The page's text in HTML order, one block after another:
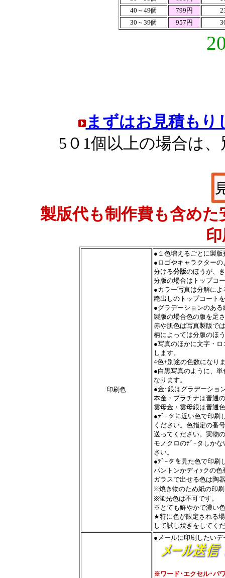
40～49個
799円
30～39個
957円
まずはお見積もり
5０1個以上の場合は
製版代も制作費も含めた
印刷色
●１色増えるごとに製
●ロゴやキャラクター
分ける分版のほうが、
分版の場合はトップコ
●カラー写真は分解によ
艶出しのトップコート
●グラデーションのあ
製版の場合色の版を足
赤や肌色は写真製版で
柄によっては分版のほ
●写真のほかに文字・
します。
4色+別途の色数になり
●白黒写真のように、
なります。
●金･銀はグラデーショ
本金・プラチナは普通
雲母金・雲母銀は普通
●ﾃﾞｰタに近い色で印刷
ください。色指定の番
送ってください。実物
モノクロのﾃﾞｰタしか
さい。
●ﾃﾞｰタを見た色で印刷
パントンかディｯクの
ガラスで出せる色は陶
※焼き物のため紙の印
※蛍光色は不可です。
※とても鮮やかで濃い
★特に色が限定される
して試し焼きをしてく
●メールに印刷したい
※ワード･エクセル･パ